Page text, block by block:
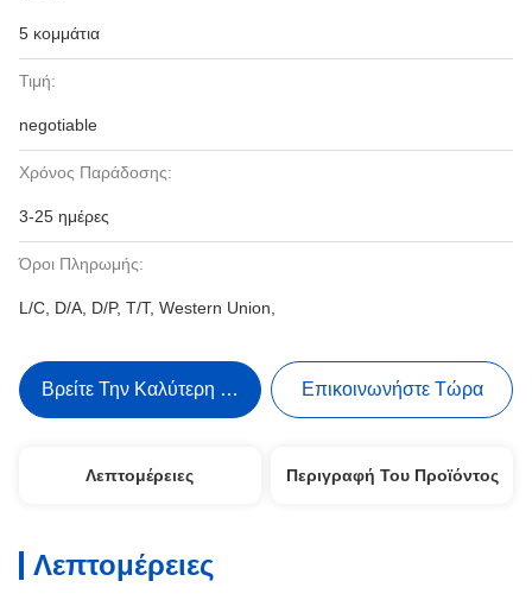
5 κομμάτια
Τιμή:
negotiable
Χρόνος Παράδοσης:
3-25 ημέρες
Όροι Πληρωμής:
L/C, D/A, D/P, T/T, Western Union,
Βρείτε Την Καλύτερη Τιμή Επικοινωνήστε Τώρα
Λεπτομέρειες Περιγραφή Του Προϊόντος
Λεπτομέρειες